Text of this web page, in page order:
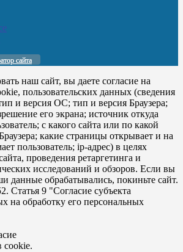
сайта
наш сайт, вы даете согласие на
пользовательских данных (сведения
и версия ОС; тип и версия Браузера;
его экрана; источник откуда
с какого сайта или по какой
какие страницы открывает и на
пользователь; ip-адрес) в целях
проведения ретаргетинга и
исследований и обзоров. Если вы
данные обрабатывались, покиньте сайт.
Статья 9 "Согласие субъекта
на обработку его персональных
cookie.